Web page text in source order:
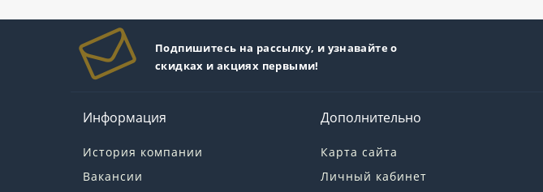
Подпишитесь на рассылку, и узнавайте о
скидках и акциях первыми!
Информация
История компании
Вакансии
Дополнительно
Карта сайта
Личный кабинет